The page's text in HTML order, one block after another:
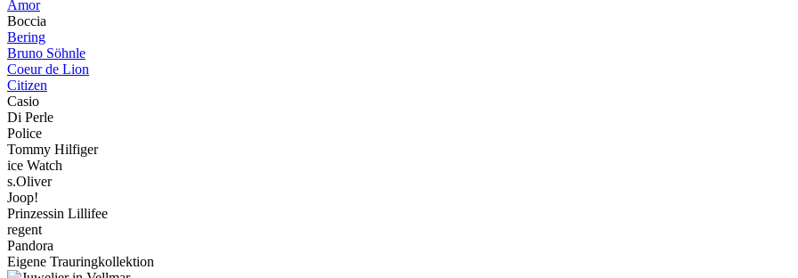
Amor
Boccia
Bering
Bruno Söhnle
Coeur de Lion
Citizen
Casio
Di Perle
Police
Tommy Hilfiger
ice Watch
s.Oliver
Joop!
Prinzessin Lillifee
regent
Pandora
Eigene Trauringkollektion